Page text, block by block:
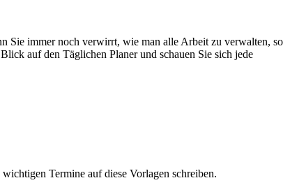
Sie immer noch verwirrt, wie man alle Arbeit zu verwalten, so
auf den Täglichen Planer und schauen Sie sich jede
Termine auf diese Vorlagen schreiben.